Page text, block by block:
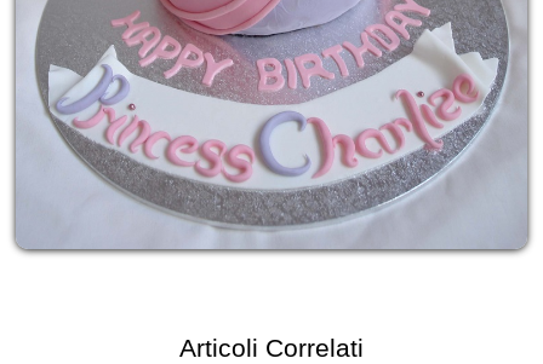
Articoli Correlati